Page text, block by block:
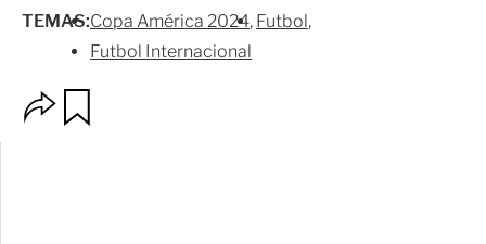
TEMAS:Copa América 2024 Futbol
Futbol Internacional